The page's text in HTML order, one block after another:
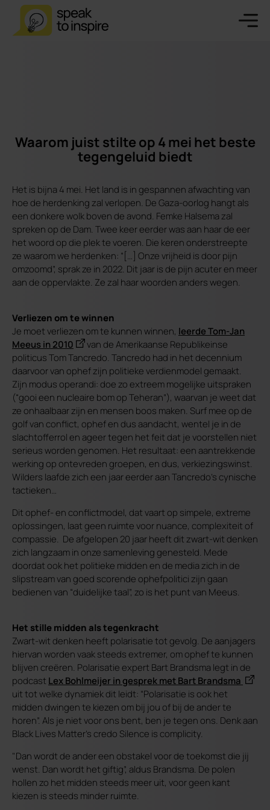
Waarom juist stilte op 4 mei het beste
tegengeluid biedt
Het is bijna 4 mei. Het land is in gespannen afwachting van
hoe de herdenking zal verlopen. De Gaza-oorlog hangt als
een donkere wolk boven de avond. Femke Halsema zal
spreken op de Dam. Twee keer eerder was aan haar de eer
het woord op die plek te voeren. Die keren onderstreepte
ze waarom we herdenken: “[…] Onze vrijheid is door pijn
omzoomd”, sprak ze in 2022. Dit jaar is de pijn acuter en meer
aan de oppervlakte. Ze zal haar woorden anders wegen.
Verliezen om te winnen
Je moet verliezen om te kunnen winnen, leerde Tom-Jan
Meeus in 2010
van de Amerikaanse Republikeinse
politicus Tom Tancredo. Tancredo had in het decennium
daarvoor van ophef zijn politieke verdienmodel gemaakt.
Zijn modus operandi: doe zo extreem mogelijke uitspraken
(“gooi een nucleaire bom op Teheran”), waarvan je weet dat
ze onhaalbaar zijn en mensen boos maken. Surf mee op de
golf van conflict, ophef en dus aandacht, wentel je in de
slachtofferrol en ageer tegen het feit dat je voorstellen niet
serieus worden genomen. Het resultaat: een aantrekkende
werking op ontevreden groepen, en dus, verkiezingswinst.
Wilders laafde zich een jaar eerder aan Tancredo's cynische
tactieken…
Dit ophef- en conflictmodel, dat vaart op simpele, extreme
oplossingen, laat geen ruimte voor nuance, complexiteit of
compassie. De afgelopen 20 jaar heeft dit zwart-wit denken
zich langzaam in onze samenleving genesteld. Mede
doordat ook het politieke midden en de media zich in de
slipstream van goed scorende ophefpolitici zijn gaan
bedienen van “duidelijke taal”, zo is het punt van Meeus.
Het stille midden als tegenkracht
Zwart-wit denken heeft polarisatie tot gevolg. De aanjagers
hiervan worden vaak steeds extremer, om ophef te kunnen
blijven creëren. Polarisatie expert Bart Brandsma legt in de
podcast Lex Bohlmeijer in gesprek met Bart Brandsma
uit tot welke dynamiek dit leidt: “Polarisatie is ook het
midden dwingen te kiezen om bij jou of bij de ander te
horen”. Als je niet voor ons bent, ben je tegen ons. Denk aan
Black Lives Matter’s credo Silence is complicity.
"Dan wordt de ander een obstakel voor de toekomst die jij
wenst. Dan wordt het giftig”, aldus Brandsma. De polen
hollen zo het midden steeds meer uit, voor geen kant
kiezen is steeds minder ruimte.